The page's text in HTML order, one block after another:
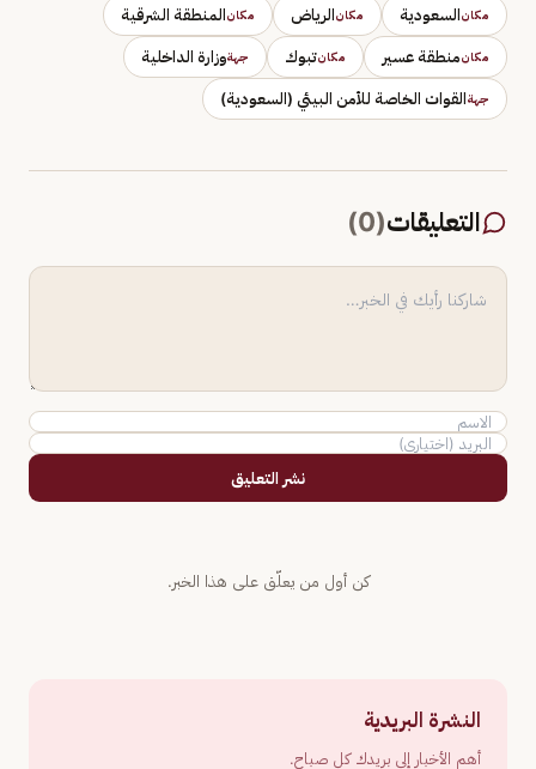
مكانالسعودية مكانالرياض مكانالمنطقة الشرقية
مكانمنطقة عسير مكانتبوك جهةوزارة الداخلية
جهةالقوات الخاصة للأمن البيئي (السعودية)
التعليقات(
0
)
نشر التعليق
كن أول من يعلّق على هذا الخبر.
النشرة البريدية
أهم الأخبار إلى بريدك كل صباح.